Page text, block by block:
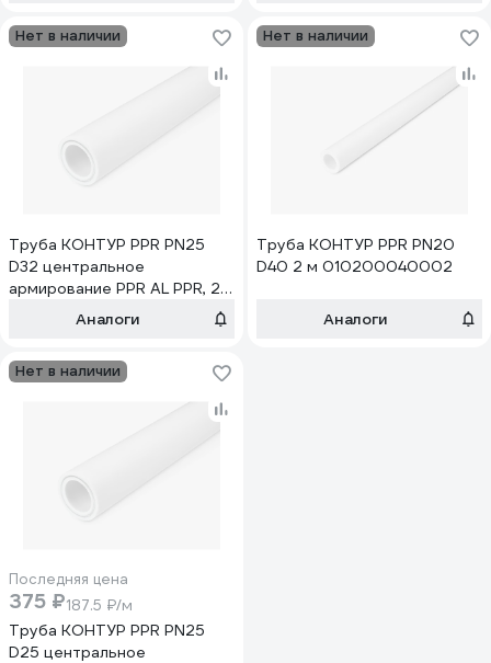
Нет в наличии
Труба КОНТУР PPR PN25
D32 центральное
армирование PPR AL PPR, 2
м 010260032002
Аналоги
Нет в наличии
Труба КОНТУР PPR PN20
D40 2 м 010200040002
Аналоги
Нет в наличии
Последняя цена
375 ₽187.5 ₽/м
Труба КОНТУР PPR PN25
D25 центральное